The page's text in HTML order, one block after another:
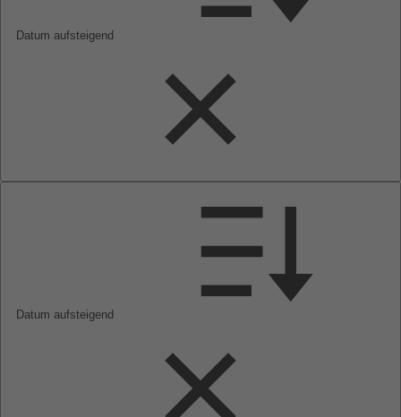
Datum aufsteigend
Datum aufsteigend